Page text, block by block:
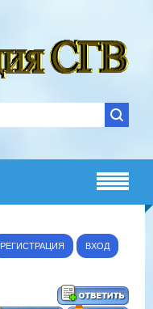
РЕГИСТРАЦИЯ ВХОД